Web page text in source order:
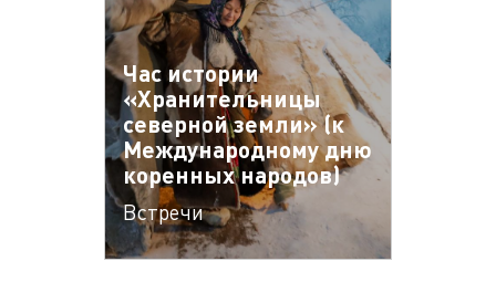
Час истории
«Хранительницы
северной земли» (к
Международному дню
коренных народов)
Встречи